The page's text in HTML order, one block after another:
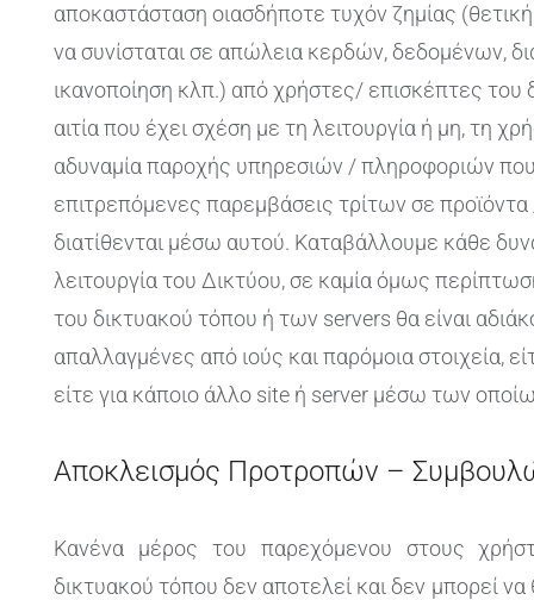
αποκαστάσταση οιασδήποτε τυχόν ζημίας
να συνίσταται σε απώλεια κερδών, δεδομένων,
ικανοποίηση κλπ.) από χρήστες/ επισκέπτες του
αιτία που έχει σχέση με τη λειτουργία ή μη, τη
αδυναμία παροχής υπηρεσιών / πληροφοριών
επιτρεπόμενες παρεμβάσεις τρίτων σε
διατίθενται μέσω αυτού. Καταβάλλουμε κάθε
λειτουργία του Δικτύου, σε καμία όμως
του δικτυακού τόπου ή των servers θα είναι
απαλλαγμένες από ιούς και παρόμοια στοιχεία,
είτε για κάποιο άλλο site ή server μέσω των
Αποκλεισμός Προτροπών –
Κανένα μέρος του παρεχόμενου στους
δικτυακού τόπου δεν αποτελεί και δεν μπορεί